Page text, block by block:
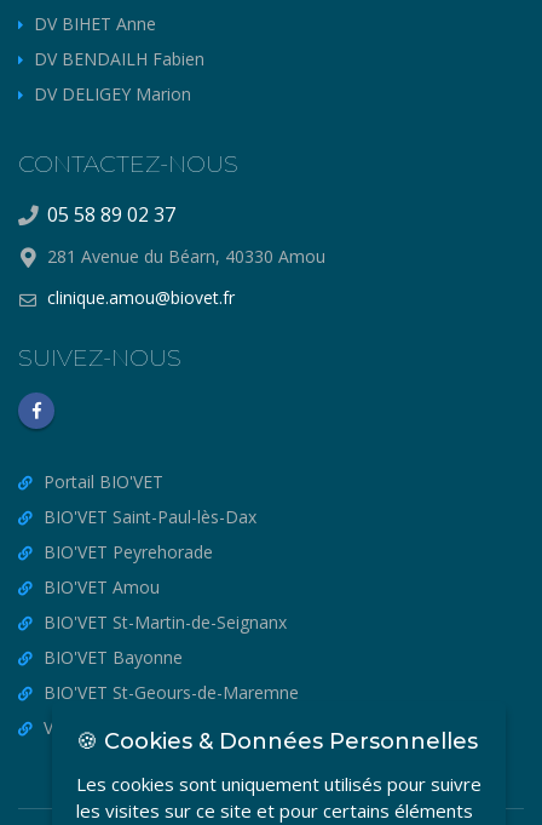
DV BIHET Anne
DV BENDAILH Fabien
DV DELIGEY Marion
CONTACTEZ-NOUS
05 58 89 02 37
281 Avenue du Béarn, 40330 Amou
clinique.amou@biovet.fr
SUIVEZ-NOUS
Portail BIO'VET
BIO'VET Saint-Paul-lès-Dax
BIO'VET Peyrehorade
BIO'VET Amou
BIO'VET St-Martin-de-Seignanx
BIO'VET Bayonne
BIO'VET St-Geours-de-Maremne
VET'OSTEO
🍪 Cookies & Données Personnelles
Les cookies sont uniquement utilisés pour suivre
les visites sur ce site et pour certains éléments